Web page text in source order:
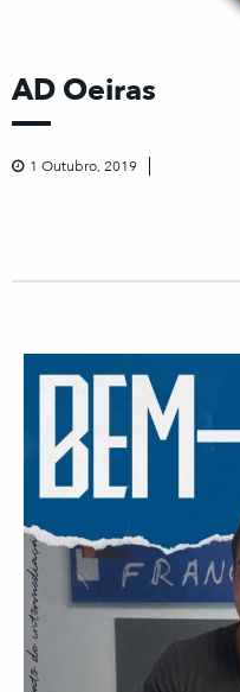
AD Oeiras
1 Outubro, 2019